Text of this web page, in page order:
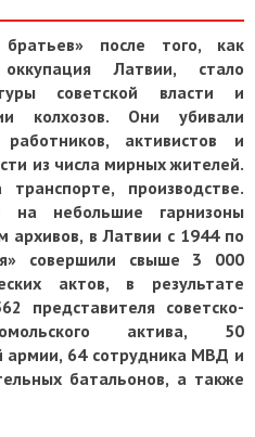
после того, как
Латвии, стало
советской власти и
колхозов. Они убивали
активистов и
из числа мирных жителей.
производстве.
на небольшие гарнизоны
архивов, в Латвии с 1944 по
совершили свыше 3 000
актов, в результате
представителя советско-
актива, 50
армии, 64 сотрудника МВД и
батальонов, а также